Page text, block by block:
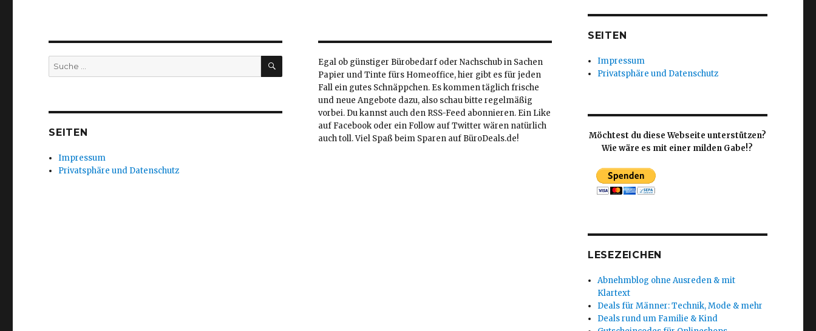
Suche
nach:
SUCHEN
SEITEN
Impressum
Privatsphäre und Datenschutz
Egal ob günstiger Bürobedarf oder Nachschub in Sachen
Papier und Tinte fürs Homeoffice, hier gibt es für jeden
Fall ein gutes Schnäppchen. Es kommen täglich frische
und neue Angebote dazu, also schau bitte regelmäßig
vorbei. Du kannst auch den RSS-Feed abonnieren. Ein Like
auf Facebook oder ein Follow auf Twitter wären natürlich
auch toll. Viel Spaß beim Sparen auf BüroDeals.de!
SEITEN
Impressum
Privatsphäre und Datenschutz
Möchtest du diese Webseite unterstützen?
Wie wäre es mit einer milden Gabe!?
LESEZEICHEN
Abnehmblog ohne Ausreden & mit
Klartext
Deals für Männer: Technik, Mode & mehr
Deals rund um Familie & Kind